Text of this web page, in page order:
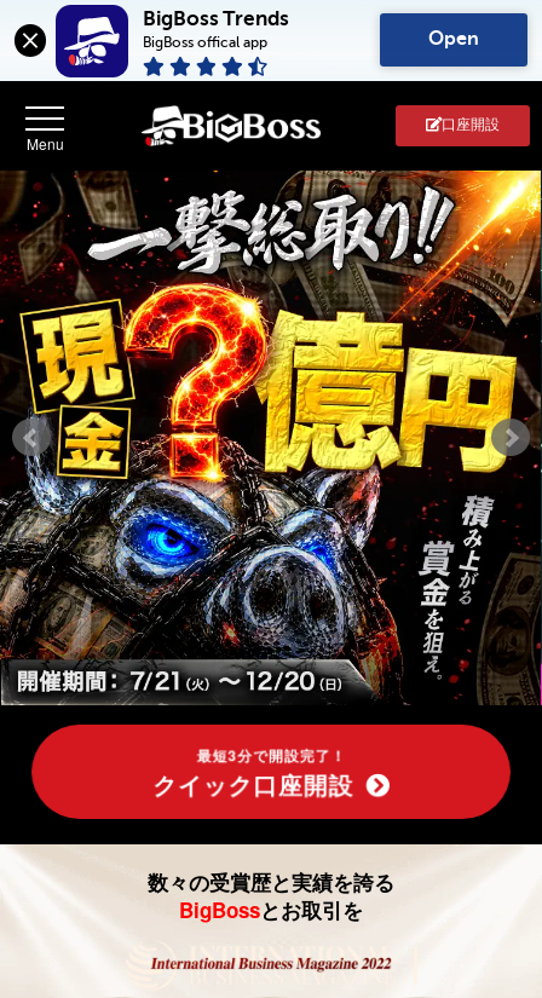
BigBoss Trends
BigBoss offical app Open
口座開設
BigBoss(ビ
ッ
グ
ボ
ス)
-
FX・
CFD
取
引、
ク
イ
ッ
ク
口
座
最短3分で開設完了！
クイック口座開設
数々の受賞歴と実績を誇る
BigBossとお取引を